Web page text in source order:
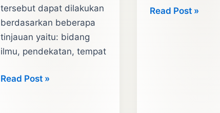
tersebut dapat dilakukan
berdasarkan beberapa
tinjauan yaitu: bidang
ilmu, pendekatan, tempat
Klasifikasi
Read Post »
Penelitian
Read Post »